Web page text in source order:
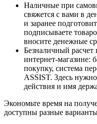
Наличные при
свяжется с вами в
и заранее
подписываете
вносите денежные
Безналичный
интернет-магазине:
покупку, система
ASSIST. Здесь
действия и имя
Экономьте время на
доступны разные